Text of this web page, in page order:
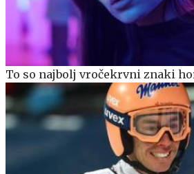
To so najbolj vročekrvni znaki